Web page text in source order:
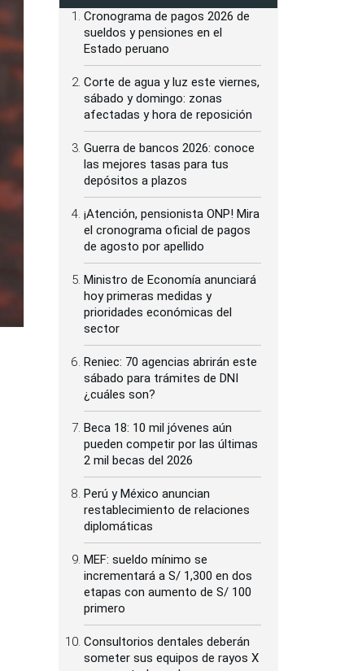
Cronograma de pagos 2026 de
sueldos y pensiones en el
Estado peruano
Corte de agua y luz este viernes,
sábado y domingo: zonas
afectadas y hora de reposición
Guerra de bancos 2026: conoce
las mejores tasas para tus
depósitos a plazos
¡Atención, pensionista ONP! Mira
el cronograma oficial de pagos
de agosto por apellido
Ministro de Economía anunciará
hoy primeras medidas y
prioridades económicas del
sector
Reniec: 70 agencias abrirán este
sábado para trámites de DNI
¿cuáles son?
Beca 18: 10 mil jóvenes aún
pueden competir por las últimas
2 mil becas del 2026
Perú y México anuncian
restablecimiento de relaciones
diplomáticas
MEF: sueldo mínimo se
incrementará a S/ 1,300 en dos
etapas con aumento de S/ 100
primero
Consultorios dentales deberán
someter sus equipos de rayos X